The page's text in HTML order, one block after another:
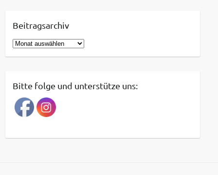
Beitragsarchiv
B
e
r
a
g
a
Bitte folge und unterstütze uns: